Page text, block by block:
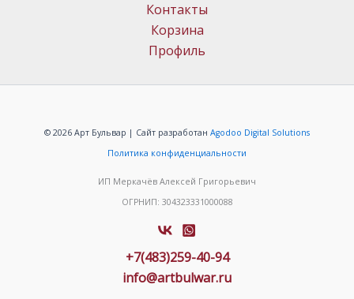
Контакты
Корзина
Профиль
© 2026 Арт Бульвар | Сайт разработан Agodoo Digital Solutions
Политика конфиденциальности
ИП Меркачёв Алексей Григорьевич
ОГРНИП: 304323331000088
+7(483)259-40-94
info@artbulwar.ru